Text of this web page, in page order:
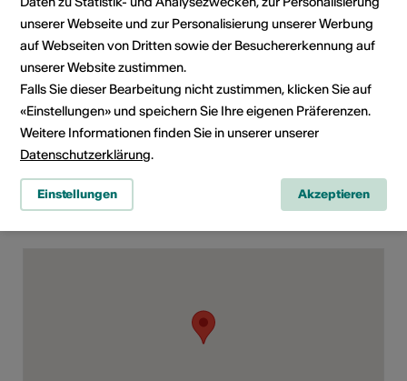
E-Mail
Webseite
Rubrik
Art der Veranstaltung
Konzert
unserer Webseite und zur Personalisierung unserer Werbung
auf Webseiten von Dritten sowie der Besuchererkennung auf
unserer Website zustimmen.
Falls Sie dieser Bearbeitung nicht zustimmen, klicken Sie auf
«Einstellungen» und speichern Sie Ihre eigenen Präferenzen.
Weitere Informationen finden Sie in unserer unserer
Datenschutzerklärung.
Einstellungen Akzeptieren